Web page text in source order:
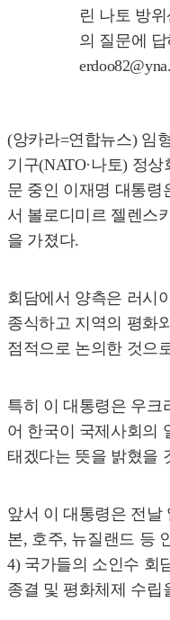
린 나토 방
의 질문에 답
(앙카라=연합뉴스) 임
기구(NATO·나토) 정
문 중인 이재명 대통령
서 볼로디미르 젤렌스
을 가졌다.
회담에서 양측은 러시
종식하고 지역의 평화
점적으로 논의한 것으
특히 이 대통령은 우크
어 한국이 국제사회의
태겠다는 뜻을 밝혔을
앞서 이 대통령은 전날
본, 호주, 뉴질랜드 등
4) 국가들의 소인수 회
종결 및 평화체제 수립